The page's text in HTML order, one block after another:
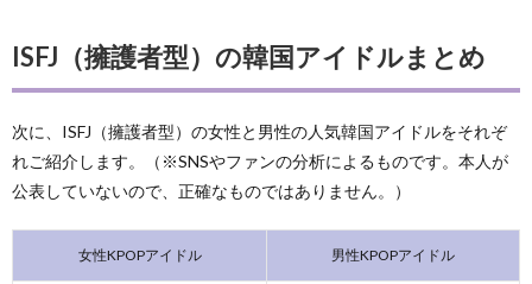
ISFJ（擁護者型）の韓国アイドルまとめ
次に、ISFJ（擁護者型）の女性と男性の人気韓国アイドルをそれぞ
れご紹介します。（※SNSやファンの分析によるものです。本人が
公表していないので、正確なものではありません。）
女性KPOPアイドル 男性KPOPアイドル